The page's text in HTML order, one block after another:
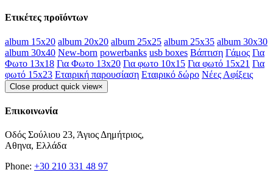
Ετικέτες προϊόντων
album 15x20 album 20x20 album 25x25 album 25x35 album 30x30
album 30x40 New-born powerbanks usb boxes Βάπτιση Γάμος Για
Φωτο 13x18 Για Φωτο 13x20 Για φωτο 10x15 Για φωτό 15x21 Για
φωτό 15x23 Εταιρική παρουσίαση Εταιρικό δώρο Νέες Αφίξεις
Close product quick view×
Επικοινωνία
Οδός Σούλιου 23, Άγιος Δημήτριος,
Αθηνα, Ελλάδα
Phone: +30 210 331 48 97